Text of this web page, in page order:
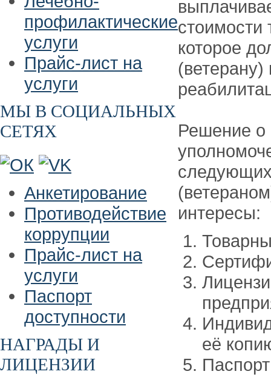
профилактические
услуги
Прайс-лист на
услуги
МЫ В СОЦИАЛЬНЫХ
СЕТЯХ
Анкетирование
Противодействие
коррупции
Прайс-лист на
услуги
Паспорт
доступности
НАГРАДЫ И
ЛИЦЕНЗИИ
стоимости
которое
(ветерану)
Решение о
интересы:
её